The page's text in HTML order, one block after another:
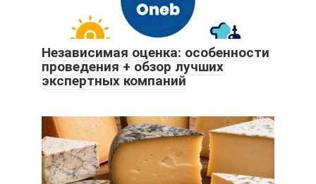
Независимая оценка: особенности
проведения + обзор лучших
экспертных компаний